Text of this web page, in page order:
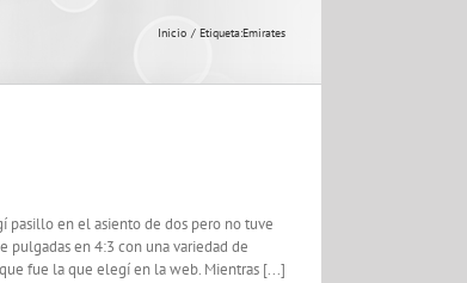
Inicio Etiqueta:Emirates
pasillo en el asiento de dos pero no tuve
pulgadas en 4:3 con una variedad de
fue la que elegí en la web. Mientras [...]